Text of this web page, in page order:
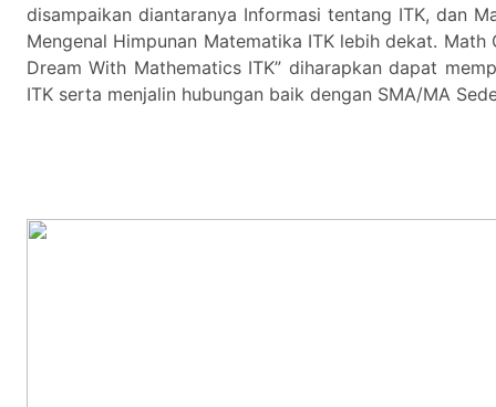
disampaikan diantaranya Informasi tentang ITK, dan
Mengenal Himpunan Matematika ITK lebih dekat. Math
Dream With Mathematics ITK” diharapkan dapat
ITK serta menjalin hubungan baik dengan SMA/MA